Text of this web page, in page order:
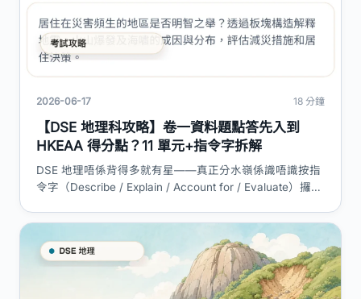
2026-06-17 18 分鐘
【DSE 地理科攻略】卷一資料題點答先入到
HKEAA 得分點？11 單元+指令字拆解
DSE 地理唔係背得多就有星——真正分水嶺係識唔識按指
令字（Describe / Explain / Account for / Evaluate）攞對
修單元、資料題四步答題框架同跨單元陷阱。